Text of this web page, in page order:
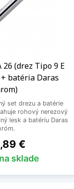
26 (drez Tipo 9 E
batéria Daras
set drezu a batérie
rohový nerezový
lesk a batériu Daras
€
sklade